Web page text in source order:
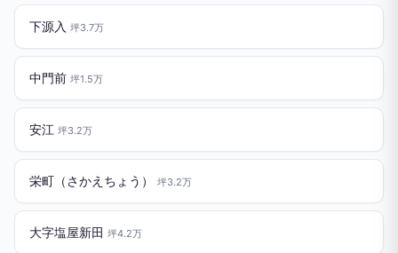
下源入 坪3.7万
中門前 坪1.5万
安江 坪3.2万
栄町（さかえちょう） 坪3.2万
大字塩屋新田 坪4.2万